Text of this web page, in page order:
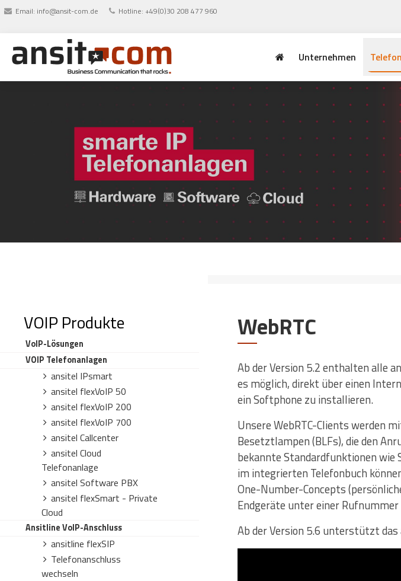
Email: info@ansit-com.de Hotline: +49(0)30 208 477 960
Unternehmen
VOIP Produkte
VoIP-Lösungen
VOIP Telefonanlagen
ansitel IPsmart
ansitel flexVoIP 50
ansitel flexVoIP 200
ansitel flexVoIP 700
ansitel Callcenter
ansitel Cloud
Telefonanlage
ansitel Software PBX
ansitel flexSmart - Private
Cloud
ansitline VoIP-Anschluss
ansitline flexSIP
Telefonanschluss
wechseln
WebRTC
Ab der Version 5.2 enthalten alle
es möglich, direkt über einen
ein Softphone zu installieren.
Unsere WebRTC-Clients werden
Besetztlampen (BLFs), die den
bekannte Standardfunktionen
im integrierten Telefonbuch
One-Number-Concepts
Endgeräte unter einer
Ab der Version 5.6 unterstützt